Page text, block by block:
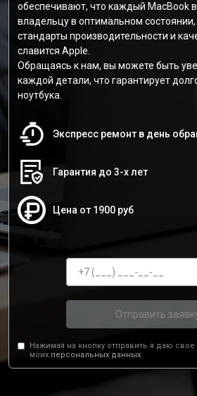
обеспечивают, что каждый MacBook
владельцу в оптимальном
стандарты производительности и
славится Apple.
Обращаясь к нам, вы можете быть
каждой детали, что гарантирует
ноутбука.
Экспресс ремонт в день
Гарантия до 3-х лет
Цена от 1900 руб
Отправить
Нажимая на кнопку отправить я даю свое
моих персональных данных.